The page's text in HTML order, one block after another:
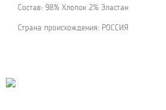
Состав: 98% Хлопок 2% Эластан
Страна происхождения: РОССИЯ